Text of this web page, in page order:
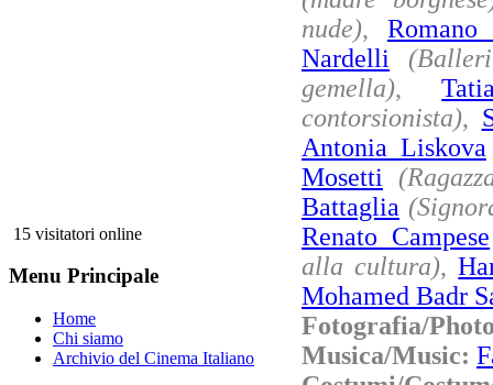
15 visitatori online
Menu Principale
Home
Chi siamo
Archivio del Cinema Italiano
nude), Romano
Nardelli
gemella),
contorsionista),
Antonia Liskova
Mosetti
Battaglia
Renato Campese
alla cultura),
Mohamed Badr
Fotografia/
Musica/Music: